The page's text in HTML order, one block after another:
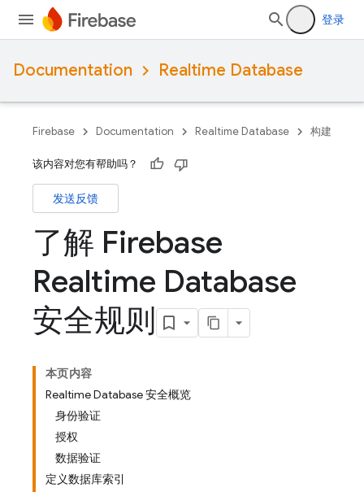
登录
Documentation Realtime Database
Firebase Documentation Realtime Database 构建
该内容对您有帮助吗？
发送反馈
了解 Firebase
Realtime Database
安全规则
本页内容
Realtime Database 安全概览
身份验证
授权
数据验证
定义数据库索引